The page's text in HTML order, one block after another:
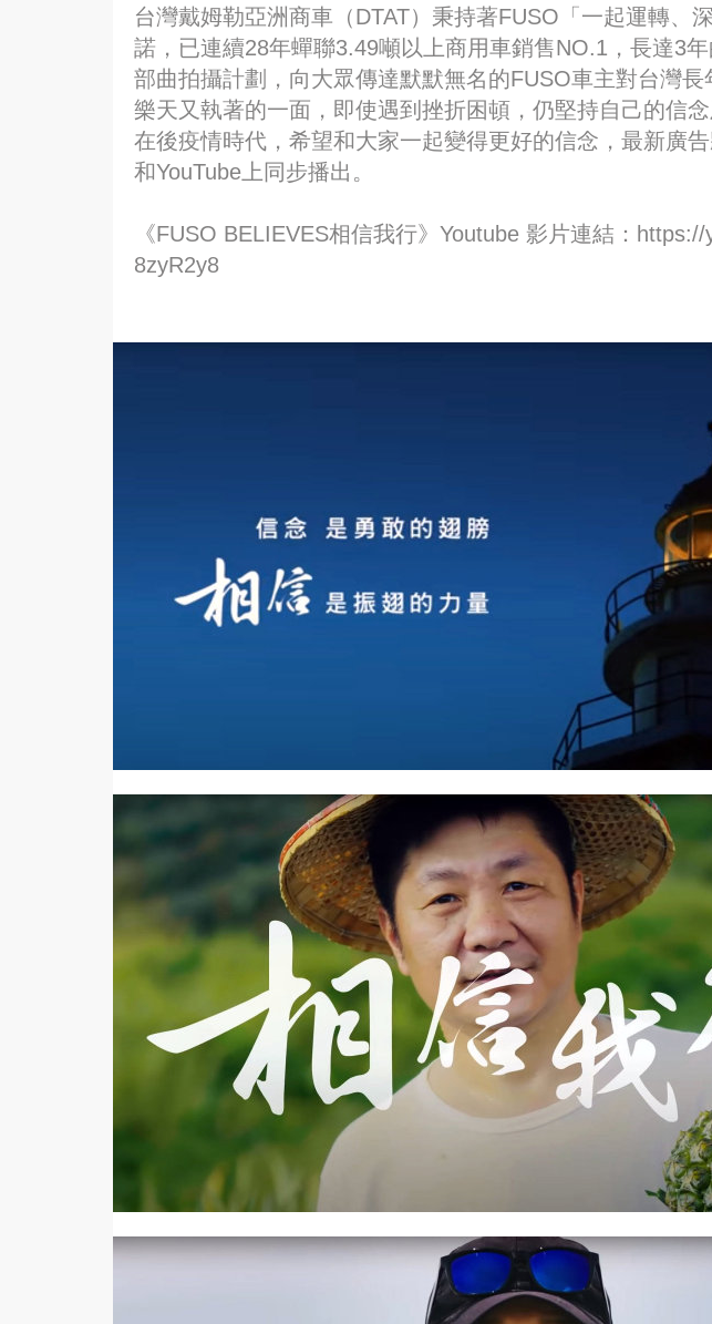
台灣戴姆勒亞洲商車（DTAT）秉持著FUSO「一起運轉、
諾，已連續28年蟬聯3.49噸以上商用車銷售NO.1，長達3
部曲拍攝計劃，向大眾傳達默默無名的FUSO車主對台灣長
樂天又執著的一面，即使遇到挫折困頓，仍堅持自己的信
在後疫情時代，希望和大家一起變得更好的信念，最新廣
和YouTube上同步播出。
《FUSO BELIEVES相信我行》Youtube 影片連結：
8zyR2y8